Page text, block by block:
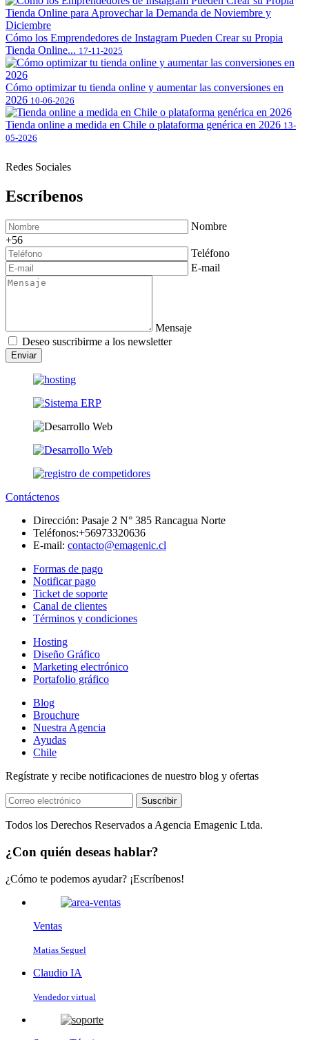
Cómo los Emprendedores de Instagram Pueden Crear su Propia
Tienda Online... 17-11-2025
Cómo optimizar tu tienda online y aumentar las conversiones en
2026 10-06-2026
Tienda online a medida en Chile o plataforma genérica en 2026 13-
05-2026
Redes Sociales
Escríbenos
Nombre
+56
Teléfono
E-mail
Mensaje
Deseo suscribirme a los newsletter
Enviar
Contáctenos
Dirección: Pasaje 2 N° 385 Rancagua Norte
Teléfonos:+56973320636
E-mail: contacto@emagenic.cl
Formas de pago
Notificar pago
Ticket de soporte
Canal de clientes
Términos y condiciones
Hosting
Diseño Gráfico
Marketing electrónico
Portafolio gráfico
Blog
Brouchure
Nuestra Agencia
Ayudas
Chile
Regístrate y recibe notificaciones de nuestro blog y ofertas
Suscribir
Todos los Derechos Reservados a Agencia Emagenic Ltda.
¿Con quién deseas hablar?
¿Cómo te podemos ayudar? ¡Escríbenos!
Ventas
Matias Seguel
Claudio IA
Vendedor virtual